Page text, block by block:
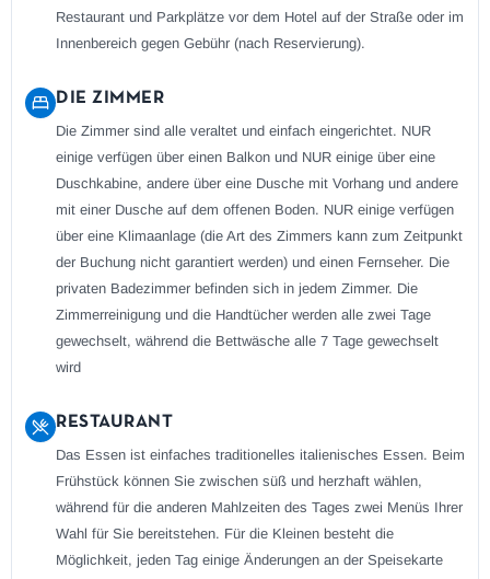
Restaurant und Parkplätze vor dem Hotel auf der Straße oder im
Innenbereich gegen Gebühr (nach Reservierung).
DIE ZIMMER
Die Zimmer sind alle veraltet und einfach eingerichtet. NUR
einige verfügen über einen Balkon und NUR einige über eine
Duschkabine, andere über eine Dusche mit Vorhang und andere
mit einer Dusche auf dem offenen Boden. NUR einige verfügen
über eine Klimaanlage (die Art des Zimmers kann zum Zeitpunkt
der Buchung nicht garantiert werden) und einen Fernseher. Die
privaten Badezimmer befinden sich in jedem Zimmer. Die
Zimmerreinigung und die Handtücher werden alle zwei Tage
gewechselt, während die Bettwäsche alle 7 Tage gewechselt
wird
RESTAURANT
Das Essen ist einfaches traditionelles italienisches Essen. Beim
Frühstück können Sie zwischen süß und herzhaft wählen,
während für die anderen Mahlzeiten des Tages zwei Menüs Ihrer
Wahl für Sie bereitstehen. Für die Kleinen besteht die
Möglichkeit, jeden Tag einige Änderungen an der Speisekarte